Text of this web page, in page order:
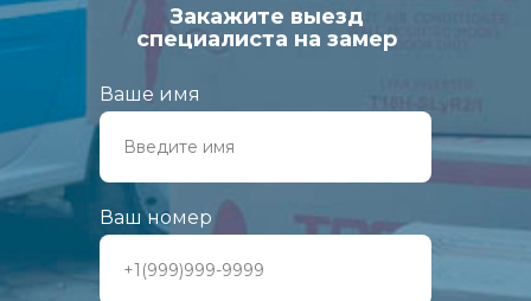
Закажите выезд
специалиста на замер
Ваше имя
Ваш номер
1-этапный монтаж
В кафе и ресторанах
2-этапный монтаж
Для бизнеса
В офисных помещениях
На производстве
В торговых центрах
В розничных магазинах
В отелях и гостиницах